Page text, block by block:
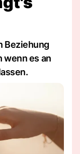
Beziehung
wenn es an